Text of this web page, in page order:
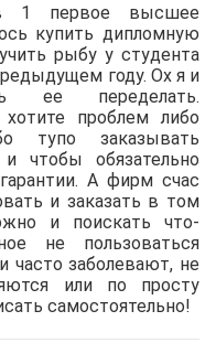
1 первое высшее
купить дипломную
рыбу у студента
году. Ох я и
ее переделать.
проблем либо
тупо заказывать
чтобы обязательно
А фирм счас
и заказать в том
и поискать что-
не пользоваться
часто заболевают, не
или по просту
самостоятельно!